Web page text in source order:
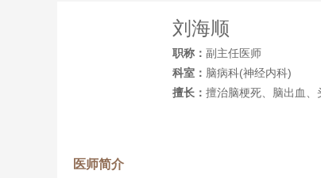
刘海顺
职称： 副主任医师
科室： 脑病科(神经内科)
擅长： 擅治脑梗死、脑出血、
医师简介